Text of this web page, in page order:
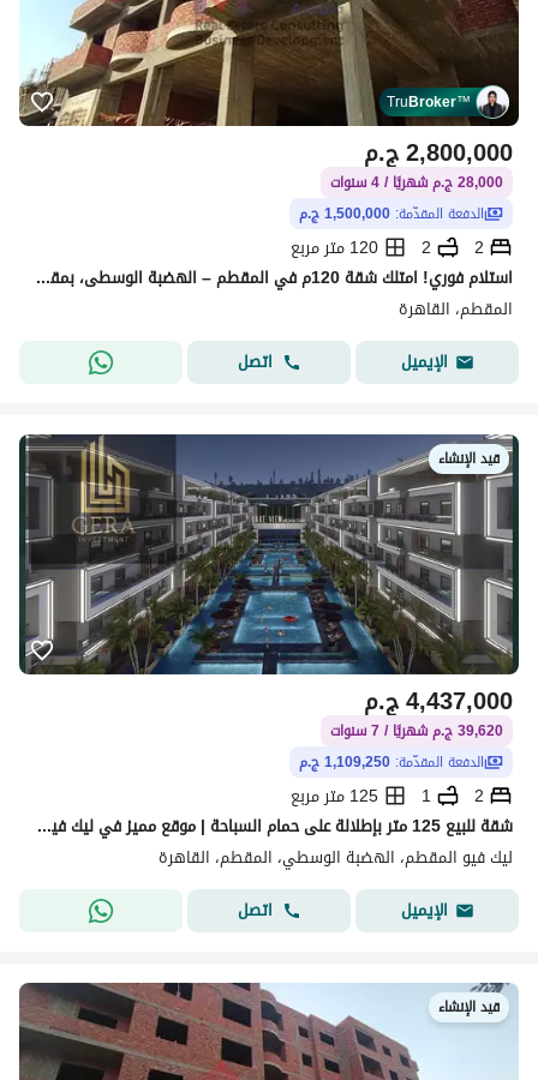
TruBroker™
ج.م2,800,000
28,000 ج.م شهريًا / 4 سنوات
الدفعة المقدّمة: 1,500,000 ج.م
2
2
120 متر مربع
استلام فوري! امتلك شقة 120م في المقطم – الهضبة الوسطى، بمقدم مميز وتقسيط حتى أطول فترة سداد، في موقع استراتيجي يحقق أعلى قيمة استثمارية. احجز الآن.
المقطم، القاهرة
الإيميل
اتصل
قيد الإنشاء
ج.م4,437,000
39,620 ج.م شهريًا / 7 سنوات
الدفعة المقدّمة: 1,109,250 ج.م
2
1
125 متر مربع
شقة للبيع 125 متر بإطلالة على حمام السباحة | موقع مميز في ليك فيو المقطم | تقسيط 7 سنوات
ليك فيو المقطم، الهضبة الوسطي، المقطم، القاهرة
الإيميل
اتصل
قيد الإنشاء